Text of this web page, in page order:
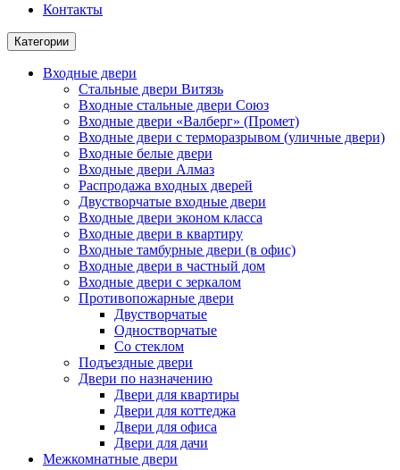
Контакты
Категории
Входные двери
Стальные двери Витязь
Входные стальные двери Союз
Входные двери «Валберг» (Промет)
Входные двери с терморазрывом (уличные двери)
Входные белые двери
Входные двери Алмаз
Распродажа входных дверей
Двустворчатые входные двери
Входные двери эконом класса
Входные двери в квартиру
Входные тамбурные двери (в офис)
Входные двери в частный дом
Входные двери с зеркалом
Противопожарные двери
Двустворчатые
Одностворчатые
Со стеклом
Подъездные двери
Двери по назначению
Двери для квартиры
Двери для коттеджа
Двери для офиса
Двери для дачи
Межкомнатные двери